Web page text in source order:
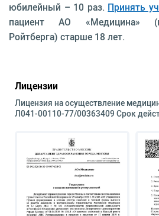
юбилейный – 10 раз. Принять
пациент АО «Медицина»
Ройтберга) старше 18 лет.
Лицензии
Лицензия на осуществление
Л041-00110-77/00363409 Срок